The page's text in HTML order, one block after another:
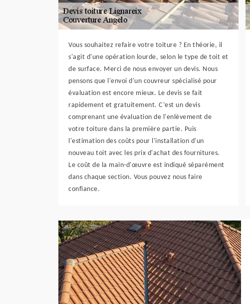
Vous souhaitez refaire votre toiture ? En théorie, il
s'agit d'une opération lourde, selon le type de toit et
de surface. Merci de nous envoyer un devis. Nous
pensons que l'envoi d'un couvreur spécialisé pour
évaluation est encore mieux. Le devis se fait
rapidement et gratuitement. C’est un devis
comprenant une évaluation de l'enlèvement de
votre toiture dans la première partie. Puis
l'estimation des coûts pour l'installation d'un
nouveau toit avec les prix d'achat des fournitures.
Le coût de la main-d'œuvre est indiqué séparément
dans chaque section. Vous pouvez nous faire
confiance.